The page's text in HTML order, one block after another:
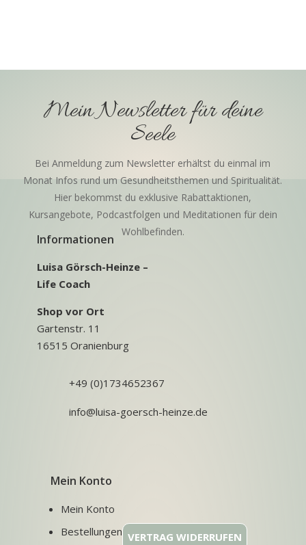
Mein Newsletter für deine
Seele
Bei Anmeldung zum Newsletter erhältst du einmal im
Monat Infos rund um Gesundheitsthemen und Spiritualität.
Hier bekommst du exklusive Rabattaktionen,
Kursangebote, Podcastfolgen und Meditationen für dein
Wohlbefinden.
Informationen
Luisa Görsch-Heinze –
Life Coach
Shop vor Ort
Gartenstr. 11
16515 Oranienburg
+49 (0)1734652367
info@luisa-goersch-heinze.de
Mein Konto
Mein Konto
Bestellungen VERTRAG WIDERRUFEN